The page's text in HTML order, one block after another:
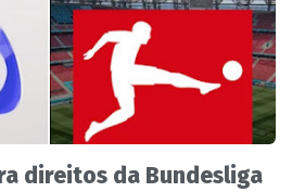
direitos da Bundesliga